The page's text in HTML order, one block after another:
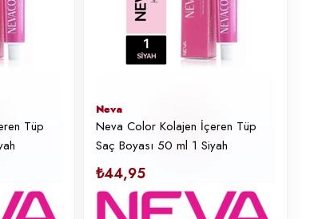
Tüp
Neva
Neva Color Kolajen İçeren Tüp
Saç Boyası 50 ml 1 Siyah
₺44,95